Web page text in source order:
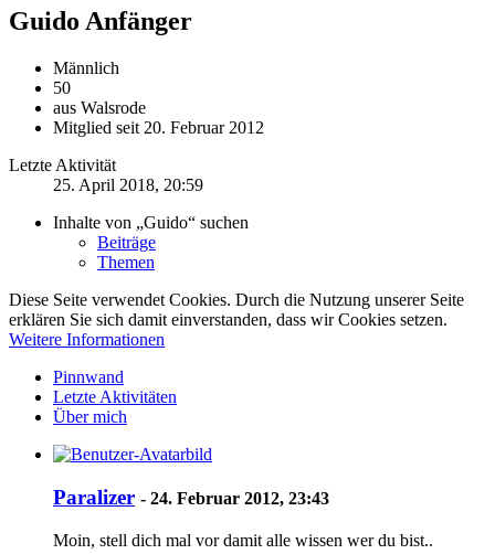
Guido Anfänger
Männlich
50
aus Walsrode
Mitglied seit 20. Februar 2012
Letzte Aktivität
25. April 2018, 20:59
Inhalte von „Guido“ suchen
Beiträge
Themen
Diese Seite verwendet Cookies. Durch die Nutzung unserer Seite
erklären Sie sich damit einverstanden, dass wir Cookies setzen.
Weitere Informationen
Pinnwand
Letzte Aktivitäten
Über mich
Paralizer - 24. Februar 2012, 23:43
Moin, stell dich mal vor damit alle wissen wer du bist..